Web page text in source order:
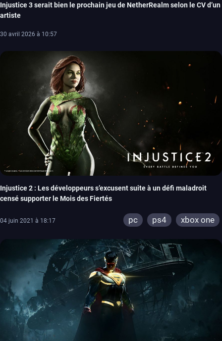
Injustice 3 serait bien le prochain jeu de NetherRealm selon le CV d’un
artiste
30 avril 2026 à 10:57
Injustice 2 : Les développeurs s’excusent suite à un défi maladroit
censé supporter le Mois des Fiertés
04 juin 2021 à 18:17 pc ps4 xbox one